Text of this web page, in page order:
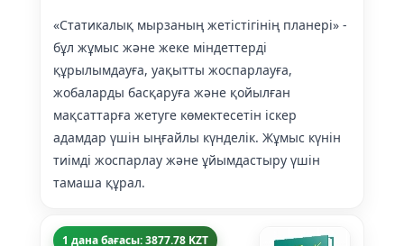
«Статикалық мырзаның жетістігінің планері» -
бұл жұмыс және жеке міндеттерді
құрылымдауға, уақытты жоспарлауға,
жобаларды басқаруға және қойылған
мақсаттарға жетуге көмектесетін іскер
адамдар үшін ыңғайлы күнделік. Жұмыс күнін
тиімді жоспарлау және ұйымдастыру үшін
тамаша құрал.
1 дана бағасы: 3877.78 KZT